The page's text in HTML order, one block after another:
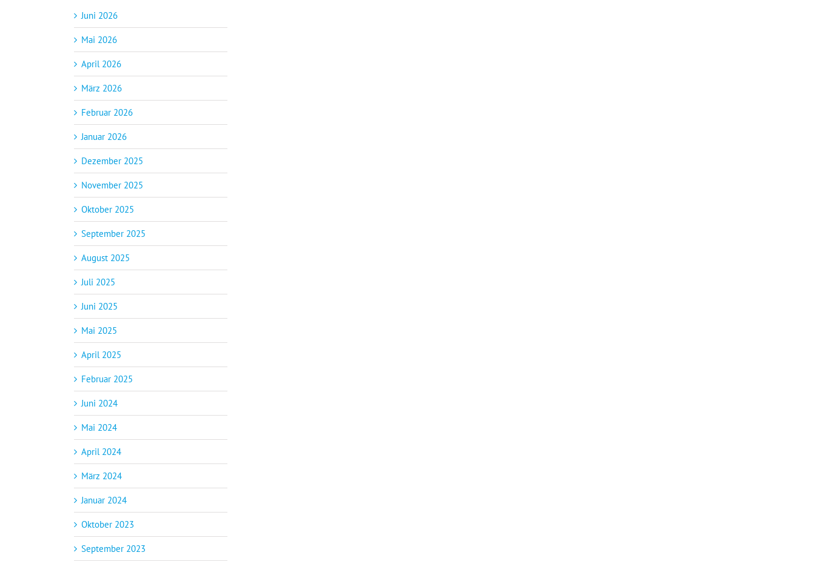
Juni 2026
Mai 2026
April 2026
März 2026
Februar 2026
Januar 2026
Dezember 2025
November 2025
Oktober 2025
September 2025
August 2025
Juli 2025
Juni 2025
Mai 2025
April 2025
Februar 2025
Juni 2024
Mai 2024
April 2024
März 2024
Januar 2024
Oktober 2023
September 2023